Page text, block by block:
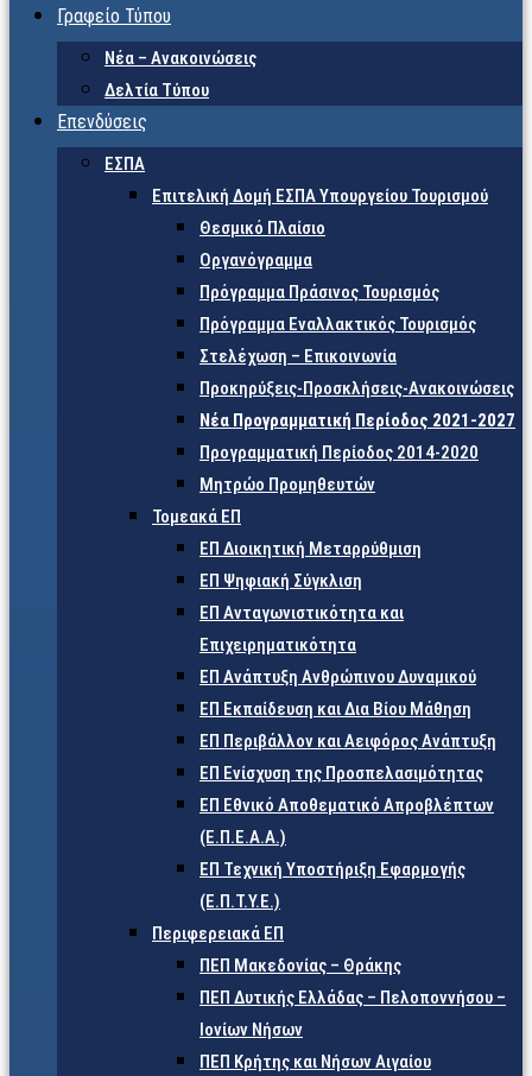
Γραφείο Τύπου
Νέα – Ανακοινώσεις
Δελτία Τύπου
Επενδύσεις
ΕΣΠΑ
Επιτελική Δομή ΕΣΠΑ Υπουργείου Τουρισμού
Θεσμικό Πλαίσιο
Οργανόγραμμα
Πρόγραμμα Πράσινος Τουρισμός
Πρόγραμμα Εναλλακτικός Τουρισμός
Στελέχωση – Επικοινωνία
Προκηρύξεις-Προσκλήσεις-Ανακοινώσεις
Νέα Προγραμματική Περίοδος 2021-2027
Προγραμματική Περίοδος 2014-2020
Μητρώο Προμηθευτών
Τομεακά ΕΠ
ΕΠ Διοικητική Μεταρρύθμιση
ΕΠ Ψηφιακή Σύγκλιση
ΕΠ Ανταγωνιστικότητα και
Επιχειρηματικότητα
ΕΠ Ανάπτυξη Ανθρώπινου Δυναμικού
ΕΠ Εκπαίδευση και Δια Βίου Μάθηση
ΕΠ Περιβάλλον και Αειφόρος Ανάπτυξη
ΕΠ Ενίσχυση της Προσπελασιμότητας
ΕΠ Εθνικό Αποθεματικό Απροβλέπτων
(Ε.Π.Ε.Α.Α.)
ΕΠ Τεχνική Υποστήριξη Εφαρμογής
(Ε.Π.Τ.Υ.Ε.)
Περιφερειακά ΕΠ
ΠΕΠ Μακεδονίας – Θράκης
ΠΕΠ Δυτικής Ελλάδας – Πελοποννήσου –
Ιονίων Νήσων
ΠΕΠ Κρήτης και Νήσων Αιγαίου